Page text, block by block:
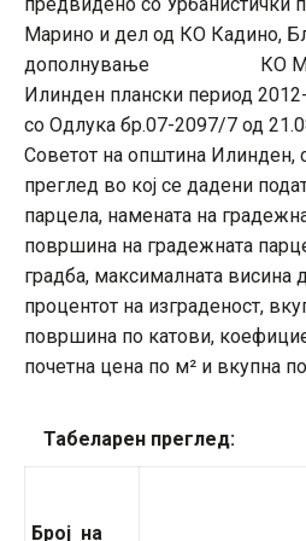
Марино и дел од КО Кадино,
дополнување КО
Илинден плански период
со Одлука бр.07-2097/7 од
Советот на општина Илинден,
преглед во кој се дадени
парцела, намената на
површина на градежната
градба, максималната висина
процентот на изграденост,
површина по катови,
почетна цена по м² и
Табеларен преглед:
Број на